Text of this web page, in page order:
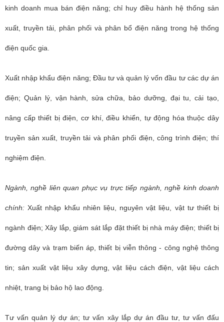
kinh doanh mua bán điện năng; chỉ huy điều hành hệ thống sản
xuất, truyền tải, phân phối và phân bổ điện năng trong hệ thống
điện quốc gia.
Xuất nhập khẩu điện năng; Đầu tư và quản lý vốn đầu tư các dự án
điện; Quản lý, vận hành, sửa chữa, bảo dưỡng, đại tu, cải tạo,
nâng cấp thiết bị điện, cơ khí, điều khiển, tự động hóa thuộc dây
truyền sản xuất, truyền tải và phân phối điện, công trình điện; thí
nghiệm điện.
Ngành, nghề liên quan phục vụ trực tiếp ngành, nghề kinh doanh
chính: Xuất nhập khẩu nhiên liệu, nguyên vật liệu, vật tư thiết bị
ngành điện; Xây lắp, giám sát lắp đặt thiết bị nhà máy điện; thiết bị
đường dây và trạm biến áp, thiết bị viễn thông - công nghệ thông
tin; sản xuất vật liệu xây dựng, vật liệu cách điện, vật liệu cách
nhiệt, trang bị bảo hộ lao động.
Tư vấn quản lý dự án; tư vấn xây lắp dự án đầu tư, tư vấn đấu